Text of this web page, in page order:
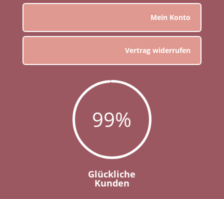
Mein Konto
Vertrag widerrufen
99%
Glückliche
Kunden